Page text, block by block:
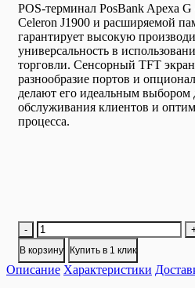
POS-терминал PosBank Apexa
Celeron J1900 и расширяемой
гарантирует высокую
универсальность в
торговли. Сенсорный TFT
разнообразие портов и
делают его идеальным выбором
обслуживания клиентов и
процесса.
-
Количество
товара
Сенсорный
POS-
В корзину Купить в 1 клик
Описание Характеристики